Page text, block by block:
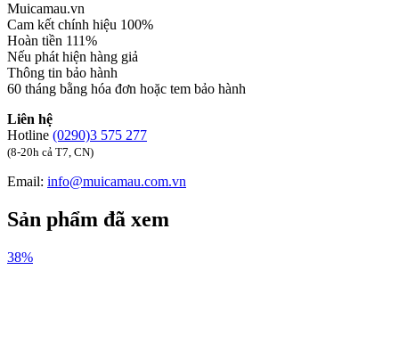
Muicamau.vn
Cam kết chính hiệu 100%
Hoàn tiền 111%
Nếu phát hiện hàng giả
Thông tin bảo hành
60 tháng bằng hóa đơn hoặc tem bảo hành
Liên hệ
Hotline (0290)3 575 277
(8-20h cả T7, CN)
Email: info@muicamau.com.vn
Sản phẩm đã xem
38%